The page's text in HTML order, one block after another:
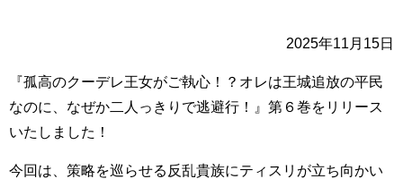
2025年11月15日
『孤高のクーデレ王女がご執心！？オレは王城追放の平民
なのに、なぜか二人っきりで逃避行！』第６巻をリリース
いたしました！
今回は、策略を巡らせる反乱貴族にティスリが立ち向かい